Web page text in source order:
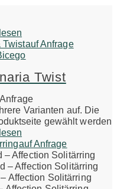
auf Anfrage
Twist
Varianten auf. Die
gewählt werden
auf Anfrage